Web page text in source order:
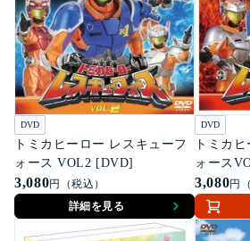
DVD
トミカヒーロー レスキューフ
ォース VOL2 [DVD]
3,080円（税込）
詳細を見る
DVD
トミカ
ォース
3,080円